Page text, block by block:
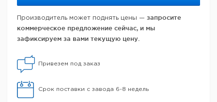
Производитель может поднять цены — запросите
коммерческое предложение сейчас, и мы
зафиксируем за вами текущую цену.
Привезем под заказ
Срок поставки с завода 6-8 недель